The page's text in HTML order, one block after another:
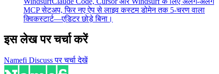
MCP सेटअप, फिर नए ऐप से लाइव कस्टम डोमेन तक 5-चरण वाला
क्विकस्टार्ट—एडिटर छोड़े बिना।
इस लेख पर चर्चा करें
Namefi Discuss पर चर्चा देखें